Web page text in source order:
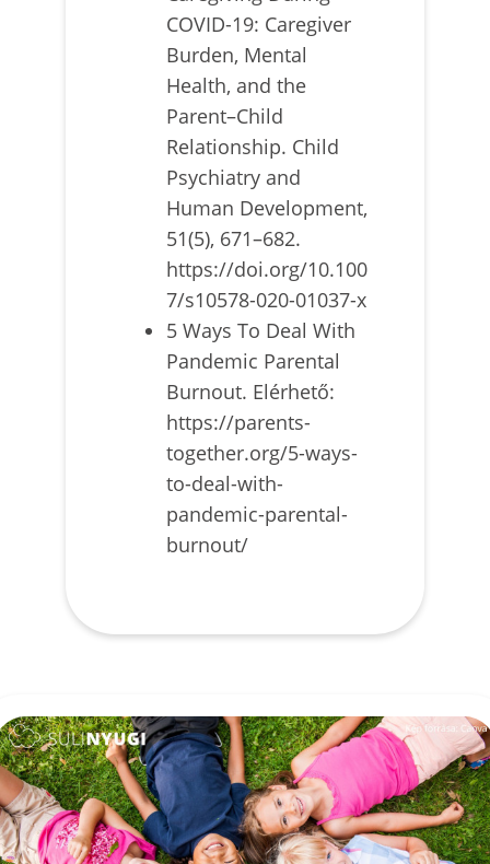
COVID-19: Caregiver
Burden, Mental
Health, and the
Parent–Child
Relationship. Child
Psychiatry and
Human Development,
51(5), 671–682.
https://doi.org/10.100
7/s10578-020-01037-x
5 Ways To Deal With
Pandemic Parental
Burnout. Elérhető:
https://parents-
together.org/5-ways-
to-deal-with-
pandemic-parental-
burnout/